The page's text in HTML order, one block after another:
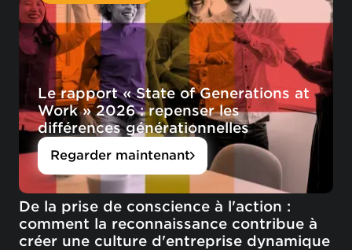
Le rapport « State of Generations at
Work » 2026 : repenser les
différences générationnelles
Regarder maintenant
De la prise de conscience à l'action :
comment la reconnaissance contribue à
créer une culture d'entreprise dynamique